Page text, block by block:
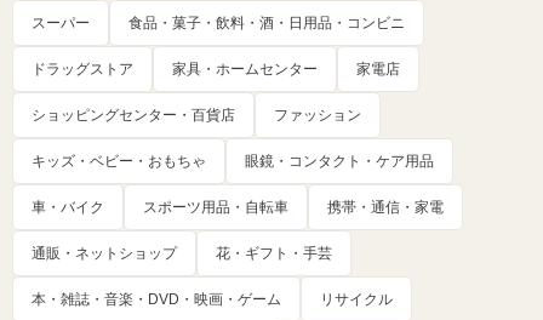
スーパー 食品・菓子・飲料・酒・日用品・コンビニ
ドラッグストア 家具・ホームセンター 家電店
ショッピングセンター・百貨店 ファッション
キッズ・ベビー・おもちゃ 眼鏡・コンタクト・ケア用品
車・バイク スポーツ用品・自転車 携帯・通信・家電
通販・ネットショップ 花・ギフト・手芸
本・雑誌・音楽・DVD・映画・ゲーム リサイクル